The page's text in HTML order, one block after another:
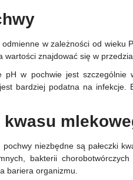
odmienne w zależności od wieku
wartości znajdować się w
pH w pochwie jest
bardziej podatna na
kwasu
niezbędne są pałeczki
bakterii
bariera organizmu.